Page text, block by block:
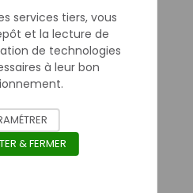
x 29
x 30 x 18,5
x 23 x 15
services tiers, vous
et la lecture de
de technologies
à leur bon
& FERMER